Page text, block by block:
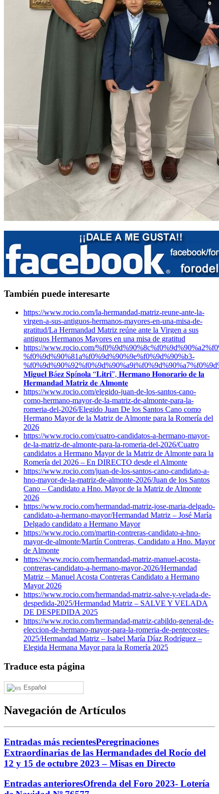
También puede interesarte
https://www.rocio.com/la-hermandad-matriz-reune-ante-la-
virgen-a-sus-antiguos-hermanos-mayores-en-una-misa-de-
gratitud/La Hermandad Matriz reúne ante la Virgen a sus
antiguos Hermanos Mayores en una misa de gratitud
https://www.rocio.com/
%f0%9d%90%81a%f0%9d%90%9e%f0%9d%90%b3-
𝐌𝐢𝐠𝐮𝐞𝐥 𝐁á𝐞𝐳 𝐒𝐩í𝐧𝐨𝐥𝐚 “𝐋𝐢𝐭𝐫𝐢”, 𝐇𝐞𝐫𝐦𝐚𝐧𝐨 𝐇𝐨𝐧𝐨𝐫𝐚𝐫𝐢𝐨 𝐝𝐞 𝐥𝐚
𝐇𝐞𝐫𝐦𝐚𝐧𝐝𝐚𝐝 𝐌𝐚𝐭𝐫𝐢𝐳 𝐝𝐞 𝐀𝐥𝐦𝐨𝐧𝐭𝐞
https://www.rocio.com/elegido-juan-de-los-santos-cano-
como-hermano-mayor-de-la-matriz-de-almonte-para-la-
romeria-del-2026/Elegido Juan De los Santos Cano como
Hermano Mayor de la Matriz de Almonte para la Romería del
2026
https://www.rocio.com/cuatro-candidatos-a-hermano-mayor-
de-la-matriz-de-almonte-para-la-romeria-del-2026/Cuatro
candidatos a Hermano Mayor de la Matriz de Almonte para la
Romería del 2026 – En DIRECTO desde el Almonte
https://www.rocio.com/juan-de-los-santos-cano-candidato-a-
hno-mayor-de-la-matriz-de-almonte-2026/Juan de los Santos
Cano – Candidato a Hno. Mayor de la Matriz de Almonte
2026
https://www.rocio.com/hermandad-matriz-jose-maria-delgado-
candidato-a-hermano-mayor/Hermandad Matriz – José María
Delgado candidato a Hermano Mayor
https://www.rocio.com/martin-contreras-candidato-a-hno-
mayor-de-almonte/Martín Contreras, Candidato a Hno. Mayor
de Almonte
https://www.rocio.com/hermandad-matriz-manuel-acosta-
contreras-candidato-a-hermano-mayor-2026/Hermandad
Matriz – Manuel Acosta Contreras Candidato a Hermano
Mayor 2026
https://www.rocio.com/hermandad-matriz-salve-y-velada-de-
despedida-2025/Hermandad Matriz – SALVE Y VELADA
DE DESPEDIDA 2025
https://www.rocio.com/hermandad-matriz-cabildo-general-de-
eleccion-de-hermano-mayor-para-la-romeria-de-pentecostes-
2025/Hermandad Matriz – Isabel María Díaz Rodríguez –
Elegida Hermana Mayor para la Romería 2025
Traduce esta página
Español
Navegación de Artículos
Entradas más recientesPeregrinaciones
Extraordinarias de las Hermandades del Rocío del
12 y 15 de octubre 2023 – Misas en Directo
Entradas anterioresOfrenda del Foro 2023- Lotería